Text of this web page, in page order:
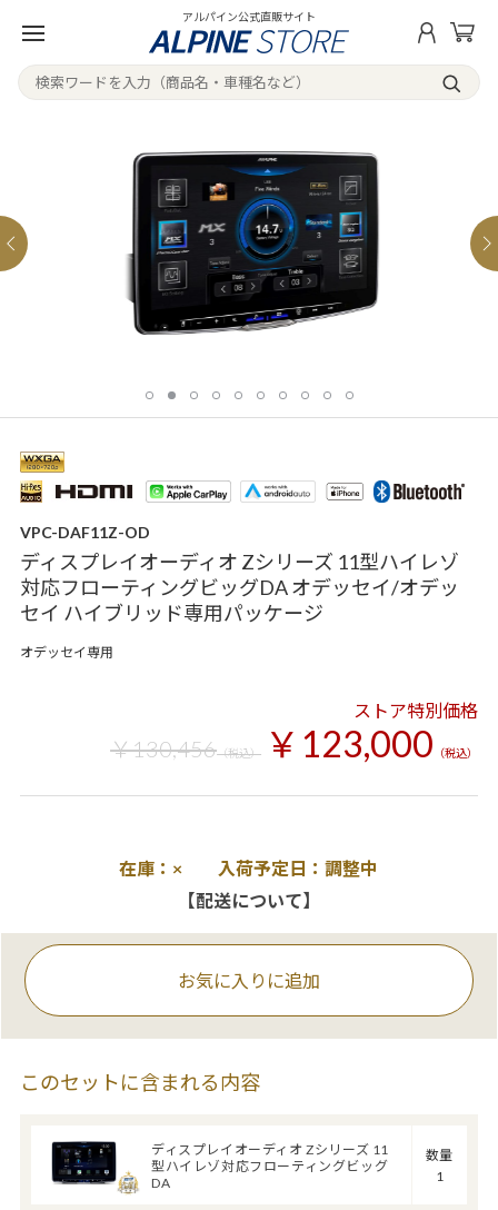
アルパイン公式直販サイト
VPC-DAF11Z-OD
ディスプレイオーディオ Zシリーズ 11型ハイレゾ
対応フローティングビッグDA オデッセイ/オデッ
セイ ハイブリッド専用パッケージ
オデッセイ専用
ストア特別価格
￥130,456（税込） ￥123,000 （税込）
在庫：× 入荷予定日：調整中
【配送について】
お気に入りに追加
このセットに含まれる内容
ディスプレイオーディオ Zシリーズ 11
型ハイレゾ対応フローティングビッグ
DA
数量
1